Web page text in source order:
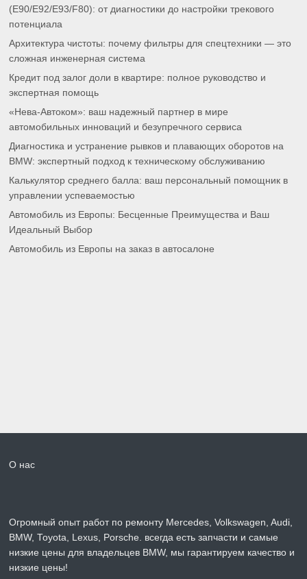
(E90/E92/E93/F80): от диагностики до настройки трекового
потенциала
Архитектура чистоты: почему фильтры для спецтехники — это
сложная инженерная система
Кредит под залог доли в квартире: полное руководство и
экспертная помощь
«Нева-Автоком»: ваш надежный партнер в мире
автомобильных инноваций и безупречного сервиса
Диагностика и устранение рывков и плавающих оборотов на
BMW: экспертный подход к техническому обслуживанию
Калькулятор среднего балла: ваш персональный помощник в
управлении успеваемостью
Автомобиль из Европы: Бесценные Преимущества и Ваш
Идеальный Выбор
Автомобиль из Европы на заказ в автосалоне
О нас
Огромный опыт работ по ремонту Mercedes, Volkswagen, Audi,
BMW, Toyota, Lexus, Porsche. всегда есть запчасти и самые
низкие цены для владельцев BMW, мы гарантируем качество и
низкие цены!